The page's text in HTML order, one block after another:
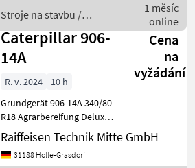
Radio inkl. Bluetoo
Stroje na stavbu /
Caterpillar
1 měsíc
online
Caterpillar 906-
14A
Cena
na
vyžádání
R. v. 2024
10 h
Grundgerät 906-14A 340/80
R18 Agrarbereifung Deluxe-
Kabine DAB+ Radio inkl.
Bluetooth Umkehrlüfter
und Vorabscheider Schaufel
Raiffeisen Technik Mitte GmbH
31188 Holle-Grasdorf